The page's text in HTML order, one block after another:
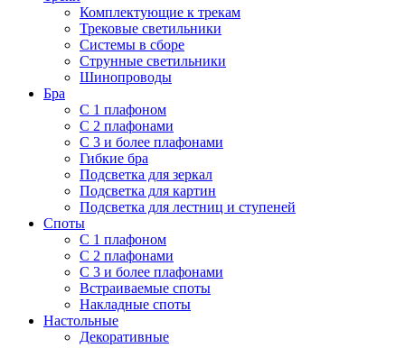
Комплектующие к трекам
Трековые светильники
Системы в сборе
Струнные светильники
Шинопроводы
Бра
С 1 плафоном
С 2 плафонами
С 3 и более плафонами
Гибкие бра
Подсветка для зеркал
Подсветка для картин
Подсветка для лестниц и ступеней
Споты
С 1 плафоном
С 2 плафонами
С 3 и более плафонами
Встраиваемые споты
Накладные споты
Настольные
Декоративные